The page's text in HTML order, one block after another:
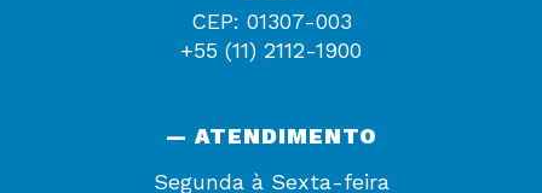
CEP: 01307-003
+55 (11) 2112-1900
— ATENDIMENTO
Segunda à Sexta-feira